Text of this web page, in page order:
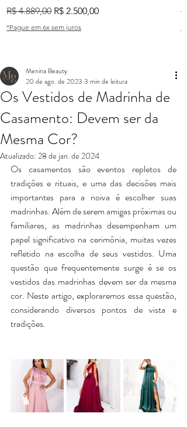
Preço normal
R$ 4.889,00 Preço promocional
R$ 2.500,00
*Pague em 6x sem juros
Bolsa Clutch Safira
Preço
R$ 179,00
*Pague em 6x sem juros
Bolsa
Preço
R$
Os Vestidos de Madrinha de
Casamento: Devem ser da
Mesma Cor?
Menina Beauty
20 de ago. de 2023 3 min de leitura
Atualizado: 28 de jan. de 2024
Os casamentos são eventos repletos de
tradições e rituais, e uma das decisões mais
importantes para a noiva é escolher suas
madrinhas. Além de serem amigas próximas ou
familiares, as madrinhas desempenham um
papel significativo na cerimônia, muitas vezes
refletido na escolha de seus vestidos. Uma
questão que frequentemente surge é se os
vestidos das madrinhas devem ser da mesma
cor. Neste artigo, exploraremos essa questão,
considerando diversos pontos de vista e
tradições.